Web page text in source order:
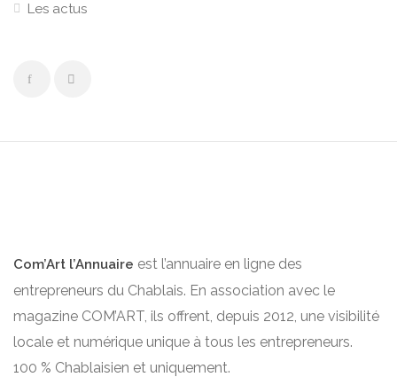
Les actus
Com’Art l’Annuaire est l’annuaire en ligne des
entrepreneurs du Chablais. En association avec le
magazine COM’ART, ils offrent, depuis 2012, une visibilité
locale et numérique unique à tous les entrepreneurs.
100 % Chablaisien et uniquement.